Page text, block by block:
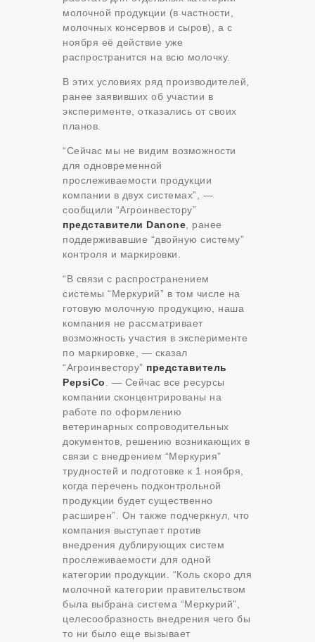
молочной продукции (в частности,
молочных консервов и сыров), а с
ноября её действие уже
распространится на всю молочку.
В этих условиях ряд производителей,
ранее заявивших об участии в
эксперименте, отказались от своих
планов.
“Сейчас мы не видим возможности
для одновременной
прослеживаемости продукции
компании в двух системах”, —
сообщили “Агроинвестору”
представители Danone, ранее
поддерживавшие “двойную систему”
контроля и маркировки.
“В связи с распространением
системы “Меркурий” в том числе на
готовую молочную продукцию, наша
компания не рассматривает
возможность участия в эксперименте
по маркировке, — сказал
“Агроинвестору” представитель
PepsiCo. — Сейчас все ресурсы
компании сконцентрированы на
работе по оформлению
ветеринарных сопроводительных
документов, решению возникающих в
связи с внедрением “Меркурия”
трудностей и подготовке к 1 ноября,
когда перечень подконтрольной
продукции будет существенно
расширен”. Он также подчеркнул, что
компания выступает против
внедрения дублирующих систем
прослеживаемости для одной
категории продукции. “Коль скоро для
молочной категории правительством
была выбрана система “Меркурий”,
целесообразность внедрения чего бы
то ни было еще вызывает